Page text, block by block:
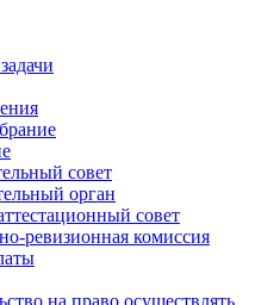
совет
орган
совет
ревизионная комиссия
на право осуществлять